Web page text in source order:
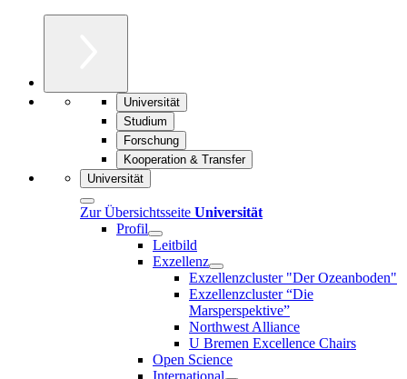
Universität
Studium
Forschung
Kooperation & Transfer
Universität
Zur Übersichtsseite Universität
Profil
Leitbild
Exzellenz
Exzellenzcluster "Der Ozeanboden"
Exzellenzcluster “Die
Marsperspektive”
Northwest Alliance
U Bremen Excellence Chairs
Open Science
International